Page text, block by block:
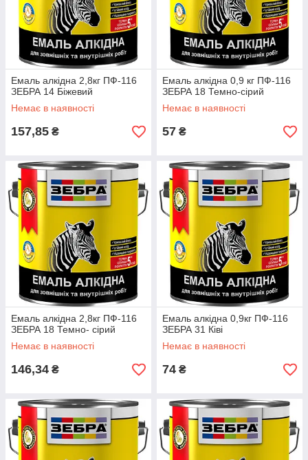
Емаль алкідна 2,8кг ПФ-116
ЗЕБРА 14 Біжевий
Немає в наявності
157,85 ₴
Емаль алкідна 0,9 кг ПФ-116
ЗЕБРА 18 Темно-сірий
Немає в наявності
57 ₴
Емаль алкідна 2,8кг ПФ-116
ЗЕБРА 18 Темно- сірий
Немає в наявності
146,34 ₴
Емаль алкідна 0,9кг ПФ-116
ЗЕБРА 31 Ківі
Немає в наявності
74 ₴